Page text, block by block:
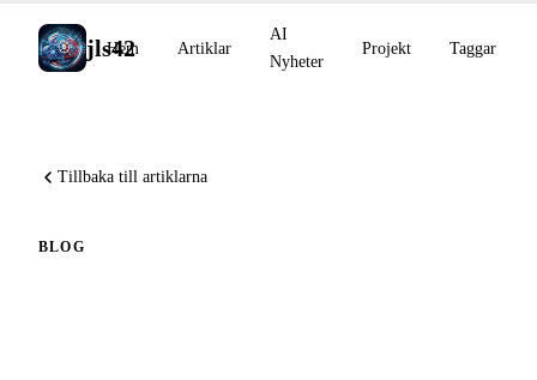
jls42
Hem Artiklar
AI
Nyheter
Projekt Taggar
Tillbaka till artiklarna
BLOG